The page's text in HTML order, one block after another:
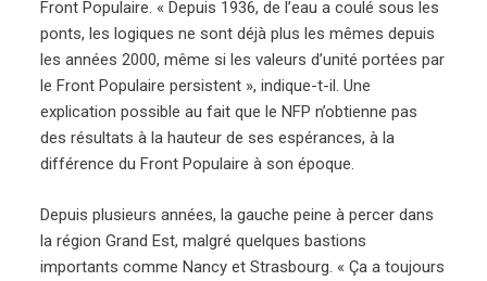
Front Populaire. « Depuis 1936, de l’eau a coulé sous les
ponts, les logiques ne sont déjà plus les mêmes depuis
les années 2000, même si les valeurs d’unité portées par
le Front Populaire persistent », indique-t-il. Une
explication possible au fait que le NFP n’obtienne pas
des résultats à la hauteur de ses espérances, à la
différence du Front Populaire à son époque.
Depuis plusieurs années, la gauche peine à percer dans
la région Grand Est, malgré quelques bastions
importants comme Nancy et Strasbourg. « Ça a toujours